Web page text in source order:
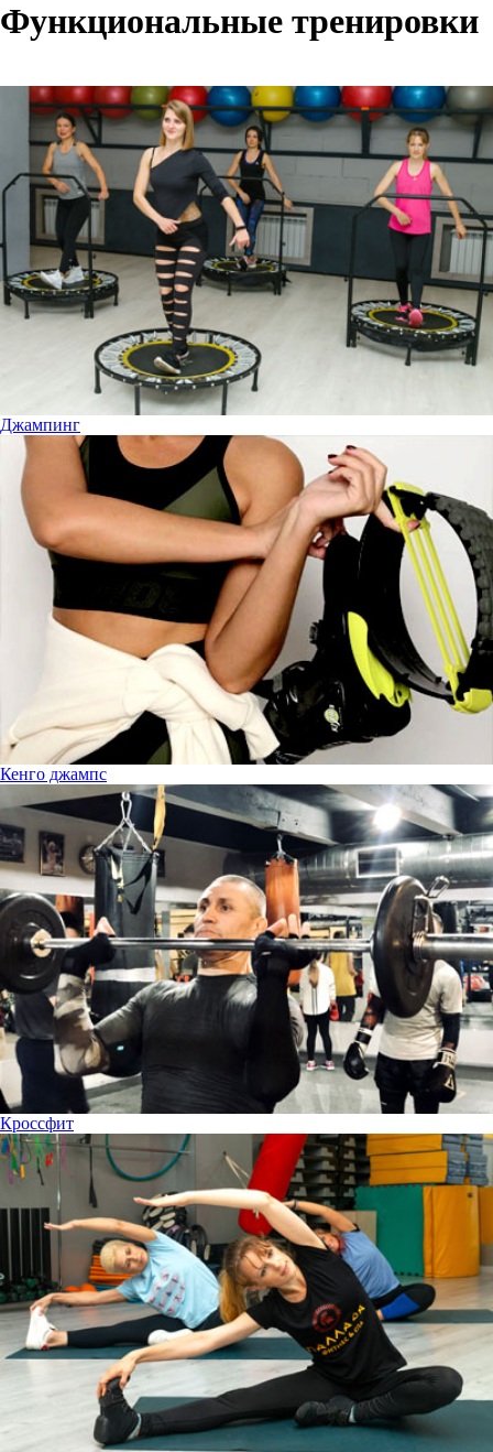
Функциональные тренировки
Джампинг
Кенго джампс
Кроссфит